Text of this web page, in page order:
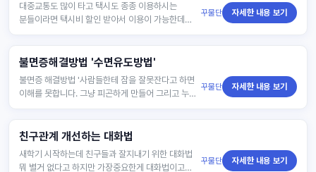
대중교통도 많이 타고 택시도 종종 이용하시는
분들이라면 택시비 할인 받아서 이용이 가능한데
꾸물단 자세한 내용 보기
불면증해결방법 '수면유도방법'
불면증 해결방법 '사람들한테 잠을 잘못잔다고 하면
이해를 못합니다. 그냥 피곤하게 만들어 그리고 누워
꾸물단 자세한 내용 보기
친구관계 개선하는 대화법
새학기 시작하는데 친구들과 잘지내기 위한 대화법
뭐 별거 없다고 하지만 가장중요한게 대화법이고
꾸물단 자세한 내용 보기